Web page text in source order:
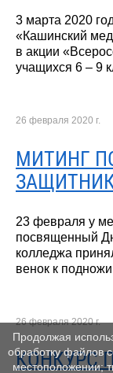
3 марта 2020
«Кашинский
в акции
учащихся 6 – 9
26 февраля 2020 г.
МИТИНГ
23 февраля у
посвященный
колледжа
венок к
26 февраля 2020 г.
КОНКУРС
Продолжая
обработку файлов
местоположении;